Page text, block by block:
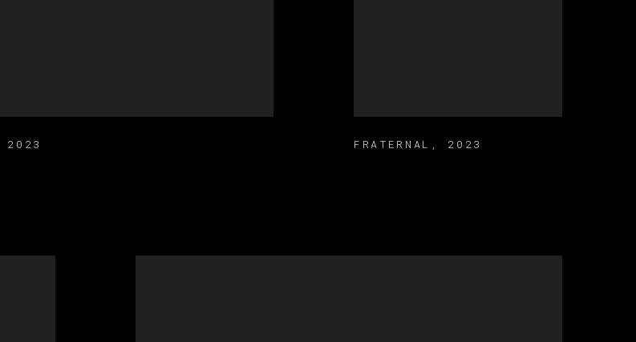
2023 FRATERNAL 2023